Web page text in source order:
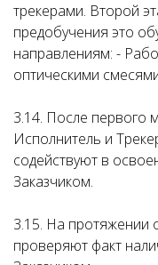
трекерами. Второй
предобучения это
направлениям: -
оптическими
3.14. После первого
Исполнитель и
содействуют в
Заказчиком.
3.15. На протяжении
проверяют факт